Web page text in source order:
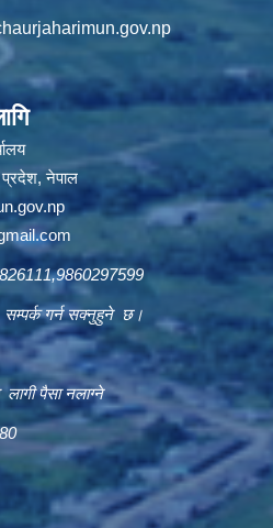
प्रदेश, नेपाल
गर्न सक्नुहुने छ।
लागी पैसा नलाग्ने